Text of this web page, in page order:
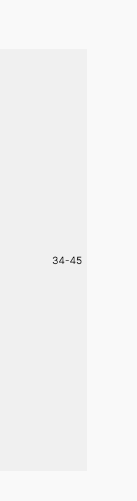
34-45